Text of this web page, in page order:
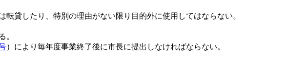
貸したり、特別の理由がない限り目的外に使用してはならない。
。
）により毎年度事業終了後に市長に提出しなければならない。